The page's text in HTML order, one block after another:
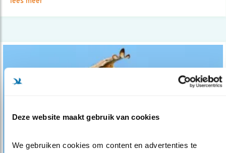
Deze website maakt gebruik van cookies
We gebruiken cookies om content en advertenties te